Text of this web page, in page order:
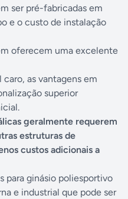
ser pré-fabricadas em
e o custo de instalação
oferecem uma excelente
as vantagens em
superior
geralmente requerem
estruturas de
custos adicionais a
para ginásio poliesportivo
e industrial que pode ser